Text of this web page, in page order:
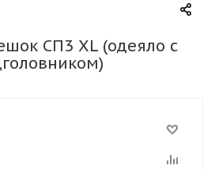
СП3 XL (одеяло с